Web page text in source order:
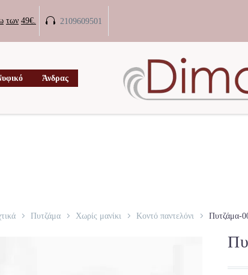
των 49€. 
 2109609501
Άνδρας
Πυτζάμα Χωρίς μανίκι Κοντό παντελόνι Πυτζάμα-